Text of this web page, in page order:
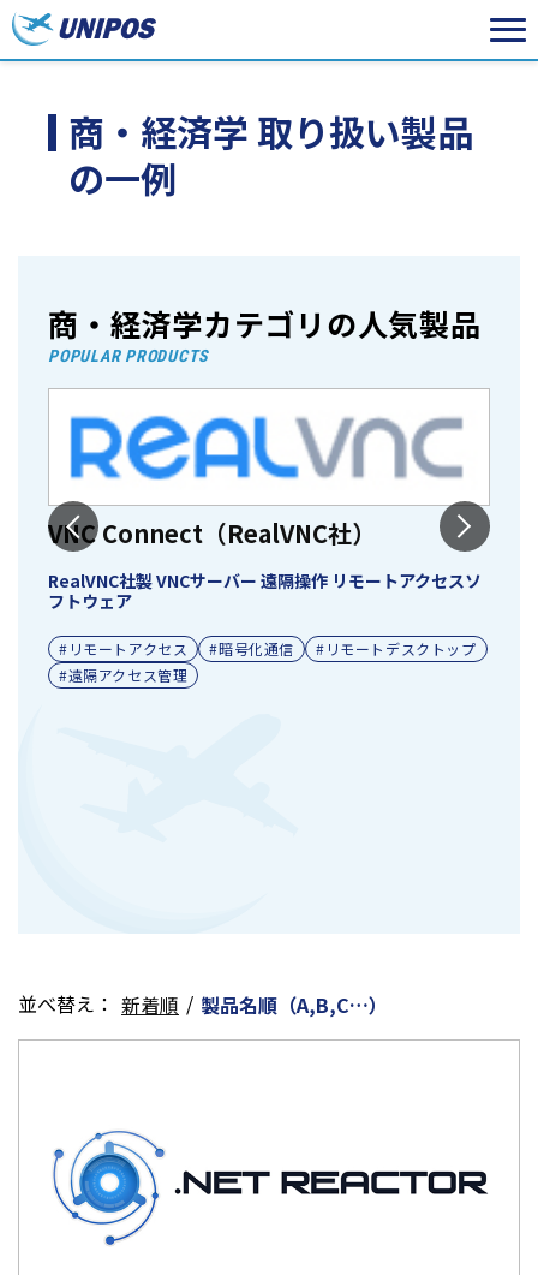
商・経済学 取り扱い製品
の一例
商・経済学カテゴリの人気製品
POPULAR PRODUCTS
VNC Connect（RealVNC社）
RealVNC社製 VNCサーバー 遠隔操作 リモートアクセスソ
フトウェア
#リモートアクセス #暗号化通信
#リモートデスクトップ
#遠隔アクセス管理
並べ替え： 新着順 / 製品名順（A,B,C…）